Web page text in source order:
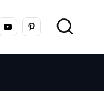
PINTEREST